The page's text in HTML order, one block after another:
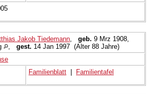
Jakob Tiedemann geb. 9 Mrz 1908,
gest. 14 Jan 1997 (Alter 88 Jahre)
Familienblatt Familientafel